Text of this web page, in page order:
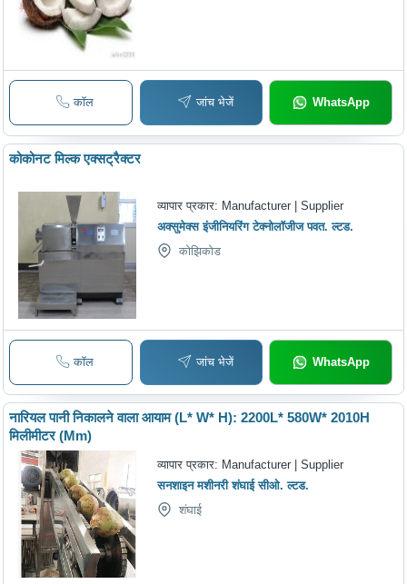
कॉल जांच भेजें WhatsApp
कोकोनट मिल्क एक्सट्रैक्टर
व्यापार प्रकार: Manufacturer | Supplier
अक्सुमेक्स इंजीनियरिंग टेक्नोलॉजीज पवत. ल्टड.
कोझिकोड
कॉल जांच भेजें WhatsApp
नारियल पानी निकालने वाला आयाम (L* W* H): 2200L* 580W* 2010H
मिलीमीटर (Mm)
व्यापार प्रकार: Manufacturer | Supplier
सनशाइन मशीनरी शंघाई सीओ. ल्टड.
शंघाई